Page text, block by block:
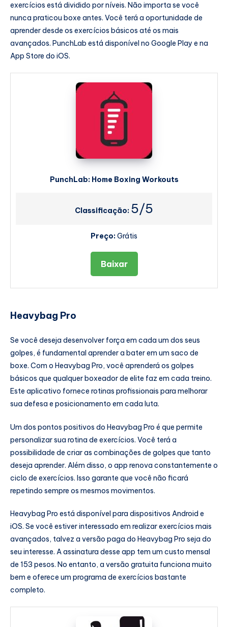
exercícios está dividido por níveis. Não importa se você
nunca praticou boxe antes. Você terá a oportunidade de
aprender desde os exercícios básicos até os mais
avançados. PunchLab está disponível no Google Play e na
App Store do iOS.
PunchLab: Home Boxing Workouts
Classificação: 5/5
Preço:Grátis
Baixar
Heavybag Pro
Se você deseja desenvolver força em cada um dos seus
golpes, é fundamental aprender a bater em um saco de
boxe. Com o Heavybag Pro, você aprenderá os golpes
básicos que qualquer boxeador de elite faz em cada treino.
Este aplicativo fornece rotinas profissionais para melhorar
sua defesa e posicionamento em cada luta.
Um dos pontos positivos do Heavybag Pro é que permite
personalizar sua rotina de exercícios. Você terá a
possibilidade de criar as combinações de golpes que tanto
deseja aprender. Além disso, o app renova constantemente o
ciclo de exercícios. Isso garante que você não ficará
repetindo sempre os mesmos movimentos.
Heavybag Pro está disponível para dispositivos Android e
iOS. Se você estiver interessado em realizar exercícios mais
avançados, talvez a versão paga do Heavybag Pro seja do
seu interesse. A assinatura desse app tem um custo mensal
de 153 pesos. No entanto, a versão gratuita funciona muito
bem e oferece um programa de exercícios bastante
completo.